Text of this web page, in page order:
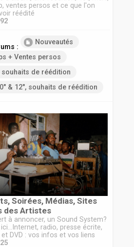
ventes persos et ce que l'on
réédité
:
Nouveautés
+ Ventes persos
souhaits de réédition
& 12", souhaits de réédition
Soirées, Médias, Sites
des Artistes
à annoncer, un Sound System?
radio, presse écrite,
et DVD : vos infos et vos liens